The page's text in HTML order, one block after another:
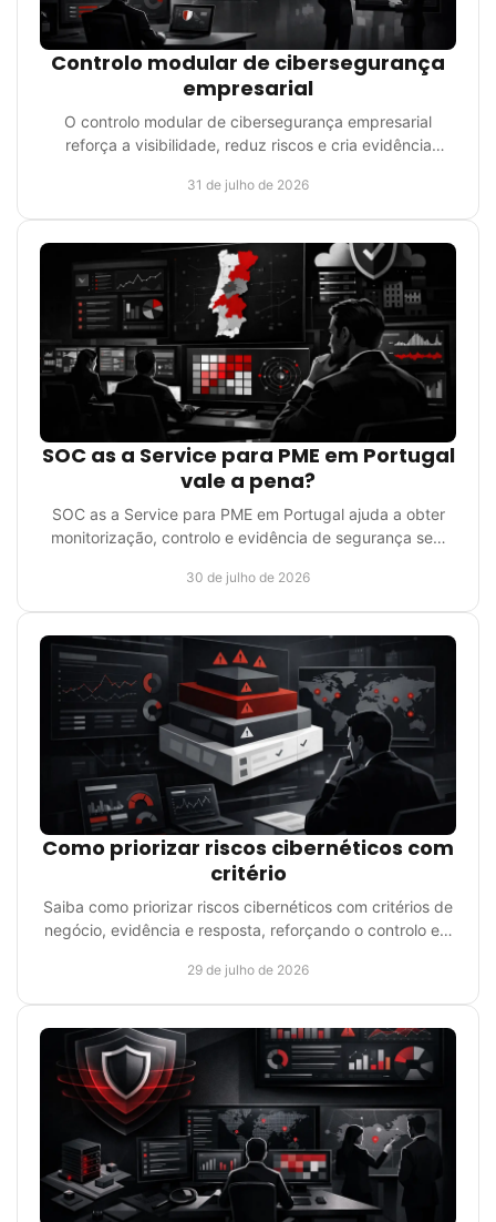
Controlo modular de cibersegurança
empresarial
O controlo modular de cibersegurança empresarial
reforça a visibilidade, reduz riscos e cria evidência
31 de julho de 2026
SOC as a Service para PME em Portugal
vale a pena?
SOC as a Service para PME em Portugal ajuda a obter
monitorização, controlo e evidência de segurança sem
30 de julho de 2026
Como priorizar riscos cibernéticos com
critério
Saiba como priorizar riscos cibernéticos com critérios de
negócio, evidência e resposta, reforçando o controlo e a
29 de julho de 2026